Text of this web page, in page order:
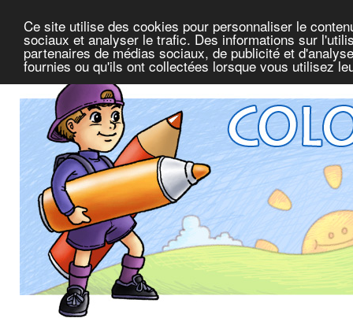
Ce site utilise des cookies pour personnaliser le
sociaux et analyser le trafic. Des informations sur
partenaires de médias sociaux, de publicité et
fournies ou qu'ils ont collectées lorsque vous utilisez